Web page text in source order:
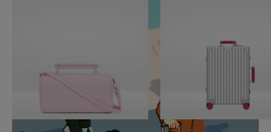
TO
IT
UNMUTE
IT